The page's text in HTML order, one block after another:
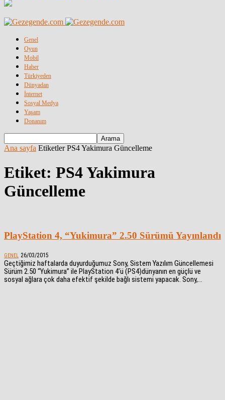
Genel
Oyun
Mobil
Haber
Türkiyeden
Dünyadan
İnternet
Sosyal Medya
Yaşam
Donanım
Ana sayfa Etiketler PS4 Yakimura Güncelleme
Etiket: PS4 Yakimura
Güncelleme
PlayStation 4, “Yukimura” 2.50 Sürümü Yayınlandı
GENEL 26/03/2015
Geçtiğimiz haftalarda duyurduğumuz Sony, Sistem Yazılım Güncellemesi
Sürüm 2.50 “Yukimura” ile PlayStation 4’ü (PS4)dünyanın en güçlü ve
sosyal ağlara çok daha efektif şekilde bağlı sistemi yapacak. Sony,...